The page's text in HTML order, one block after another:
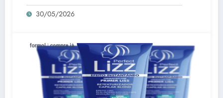
30/05/2026